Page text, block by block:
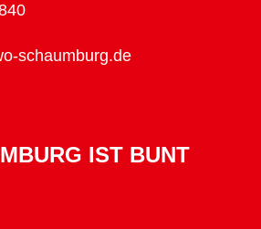
schaumburg.de
IST BUNT